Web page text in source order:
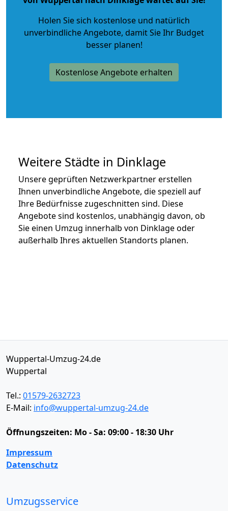
Holen Sie sich kostenlose und natürlich
unverbindliche Angebote, damit Sie Ihr Budget
besser planen!
Kostenlose Angebote erhalten
Weitere Städte in Dinklage
Unsere geprüften Netzwerkpartner erstellen
Ihnen unverbindliche Angebote, die speziell auf
Ihre Bedürfnisse zugeschnitten sind. Diese
Angebote sind kostenlos, unabhängig davon, ob
Sie einen Umzug innerhalb von Dinklage oder
außerhalb Ihres aktuellen Standorts planen.
Wuppertal-Umzug-24.de
Wuppertal
Tel.: 01579-2632723
E-Mail: info@wuppertal-umzug-24.de
Öffnungszeiten: Mo - Sa: 09:00 - 18:30 Uhr
Impressum
Datenschutz
Umzugsservice